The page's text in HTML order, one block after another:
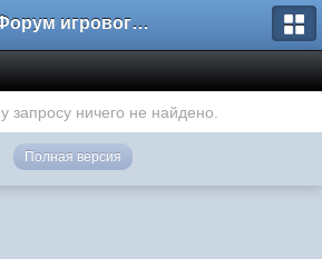
Форум игрового проекта Riverrise
запросу ничего не найдено.
Полная версия